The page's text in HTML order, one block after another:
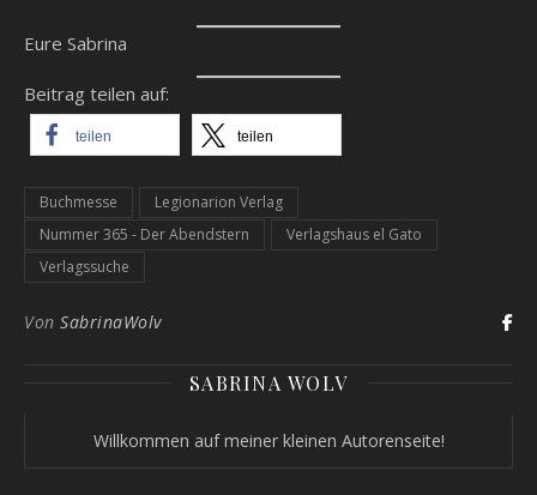
Eure Sabrina
Beitrag teilen auf:
teilen teilen
Buchmesse
Legionarion Verlag
Nummer 365 - Der Abendstern
Verlagshaus el Gato
Verlagssuche
Von SabrinaWolv
SABRINA WOLV
Willkommen auf meiner kleinen Autorenseite!